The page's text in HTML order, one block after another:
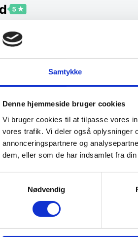
Samtykke
Denne hjemmeside bruger cookies
Vi bruger cookies til at tilpasse vores
vores trafik. Vi deler også oplysninger
annonceringspartnere og
dem, eller som de har indsamlet fra
Nødvendig
Laila
først!
og vær først til de
ikke, men sender kun relevante